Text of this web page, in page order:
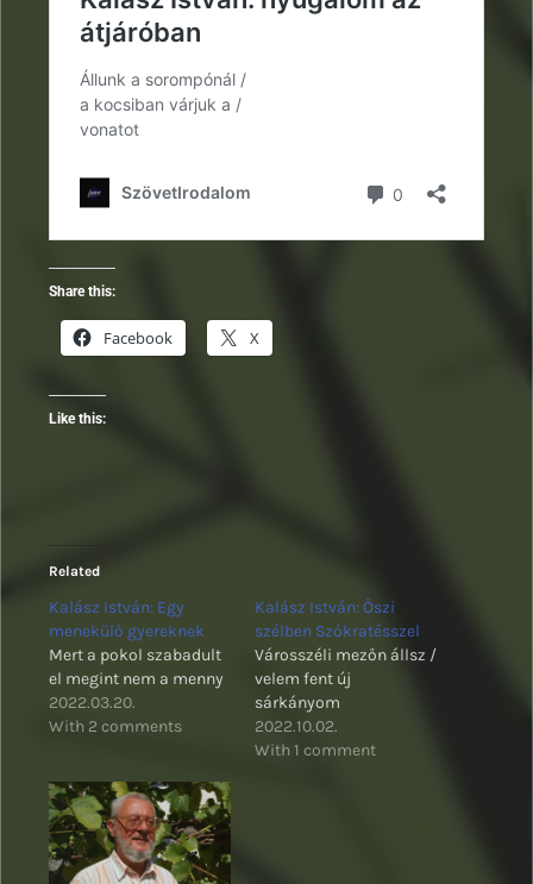
Share this:
Facebook X
Like this:
Related
Kalász István: Egy
menekülő gyereknek
Mert a pokol szabadult
el megint nem a menny
2022.03.20.
With 2 comments
Kalász István: Őszi
szélben Szókratésszel
Városszéli mezőn állsz /
velem fent új
sárkányom
2022.10.02.
With 1 comment